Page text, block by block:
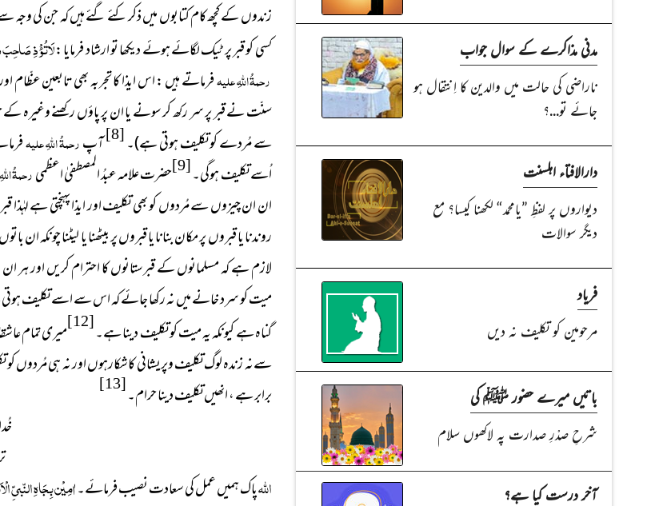
زندوں کے کچھ کام کتابوں میں ذکر کئے گئے ہیں کہ جن کی وجہ
کسی کو قبر پر ٹیک لگائے ہوئے دیکھا تو ارشاد فرمایا :لَاتُؤْذِ صَاحِبَ
رحمۃُ اللہِ علیہفرماتے ہیں : اس ایذا کا تجربہ بھی تابعین
سنّت نے قبر پر سر رکھ کر سونے یا ان پر پاؤں رکھنے وغیرہ
سے مُردے کو تکلیف ہوتی ہے)۔ [8]آپرحمۃُ اللہِ علیہ
اُسے تکلیف ہوگی۔[9]حضرت علامہ عبدُ المصطفیٰ اعظمیرحمۃُ
ان ان چیزوں سے مُردوں کو بھی تکلیف اور ایذا پہنچتی ہے لہٰذا
روندنا یا قبروں پر مکان بنانا یا قبروں پر بیٹھنا یا لیٹنا
لازم ہے کہ مسلمانوں کے قبرستانوں کا احترام کریں اور ہر
میت کو سرد خانے میں نہ رکھا جائے کہ اس سے اسے تکلیف
گناہ ہے کیونکہ یہ میت کو تکلیف دینا ہے۔[12]میری تمام
سےنہ زندہ لوگ تکلیف وپریشانی کاشکارہوں اور نہ ہی مُردوں کو
برابر ہے ، انھیں تکلیف دینا حرام۔[13]
اللہپاک ہمیں عمل کی سعادت نصیب فرمائے۔اٰمِیْن بِجَاہِ النّبیِّ
مدنی مذاکرے کے سوال جواب
ناراضی کی حالت میں والدین کا اِنتقال ہو
جائے تو...؟
دارالافتاء اہلسنت
دیواروں پر لفظِ ”یامحمد“ لکھنا کیسا؟ مع
دیگر سوالات
فریاد
مرحومین کو تکلیف نہ دیں
باتیں میرے حضور ﷺ کی
شرحِ صدْرِ صدارت پہ لاکھوں سلام
آخر درست کیا ہے؟